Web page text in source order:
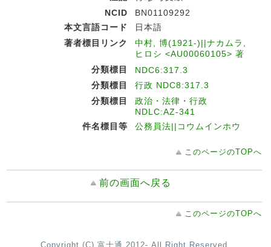
NCID
BN01109292
本文言語コード
日本語
著者標目リンク
中村, 博(1921-)||ナカムラ,
ヒロシ <AU00060105> 著
分類標目
NDC6:317.3
分類標目
行政 NDC8:317.3
分類標目
政治・法律・行政
NDLC:AZ-341
件名標目等
公務員法||コウムインホウ
このページのTOPへ
前の画面へ戻る
このページのTOPへ
Copyright (C) 富士通 2012- All Right Reserved.